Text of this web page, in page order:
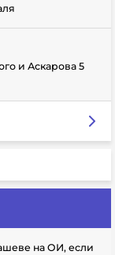
и Аскарова 5
на ОИ, если